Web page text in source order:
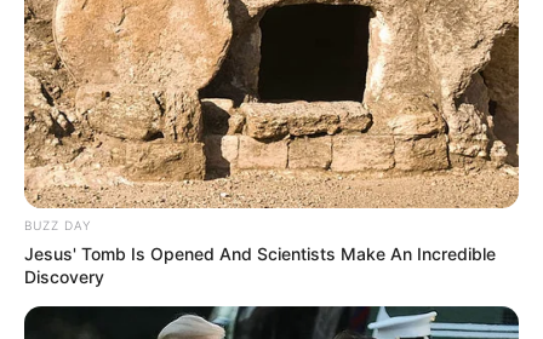
BUZZ DAY
Jesus' Tomb Is Opened And Scientists Make An Incredible
Discovery